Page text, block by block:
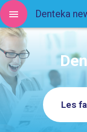
Les
Denteka